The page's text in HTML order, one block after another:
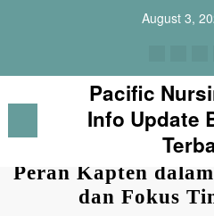
August 3,
Pacific
Info Update
Peran Kapten
dan Fokus